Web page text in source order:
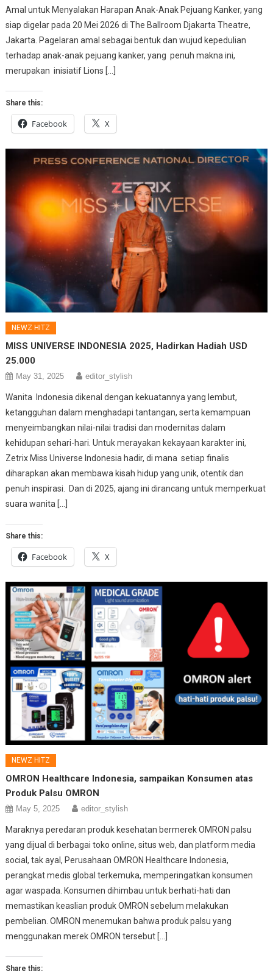
Amal untuk Menyalakan Harapan Anak-Anak Pejuang Kanker, yang
siap digelar pada 20 Mei 2026 di The Ballroom Djakarta Theatre,
Jakarta. Pagelaran amal sebagai bentuk dan wujud kepedulian
terhadap anak-anak pejuang kanker, yang penuh makna ini,
merupakan inisiatif Lions […]
Share this:
Facebook X
NEWZ HITZ
MISS UNIVERSE INDONESIA 2025, Hadirkan Hadiah USD
25.000
May 31, 2025 editor_stylish
Wanita Indonesia dikenal dengan kekuatannya yang lembut,
ketangguhan dalam menghadapi tantangan, serta kemampuan
menyeimbangkan nilai-nilai tradisi dan modernitas dalam
kehidupan sehari-hari. Untuk merayakan kekayaan karakter ini,
Zetrix Miss Universe Indonesia hadir, di mana setiap finalis
diharapkan akan membawa kisah hidup yang unik, otentik dan
penuh inspirasi. Dan di 2025, ajang ini dirancang untuk memperkuat
suara wanita […]
Share this:
Facebook X
NEWZ HITZ
OMRON Healthcare Indonesia, sampaikan Konsumen atas
Produk Palsu OMRON
May 5, 2025 editor_stylish
Maraknya peredaran produk kesehatan bermerek OMRON palsu
yang dijual di berbagai toko online, situs web, dan platform media
social, tak ayal, Perusahaan OMRON Healthcare Indonesia,
perangkat medis global terkemuka, memperingatkan konsumen
agar waspada. Konsumen dihimbau untuk berhati-hati dan
memastikan keaslian produk OMRON sebelum melakukan
pembelian. OMRON menemukan bahwa produk palsu yang
menggunakan merek OMRON tersebut […]
Share this: